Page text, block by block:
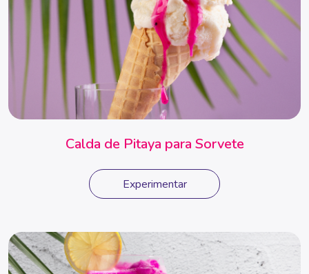
Calda de Pitaya para Sorvete
Experimentar